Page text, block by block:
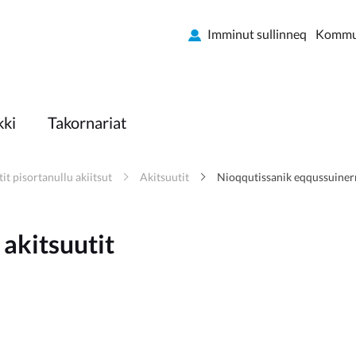
Imminut sullinneq
Takornariat
pisortanullu akiitsut Akitsuutit Nioqqutissanik
akitsuutit